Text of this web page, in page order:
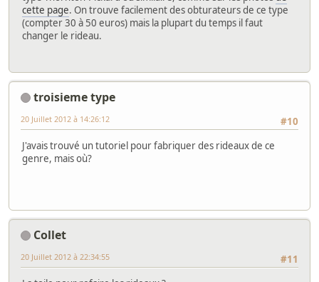
cette page. On trouve facilement des obturateurs de ce type
(compter 30 à 50 euros) mais la plupart du temps il faut
changer le rideau.
troisieme type
#10
20 Juillet 2012 à 14:26:12
J'avais trouvé un tutoriel pour fabriquer des rideaux de ce
genre, mais où?
Collet
#11
20 Juillet 2012 à 22:34:55